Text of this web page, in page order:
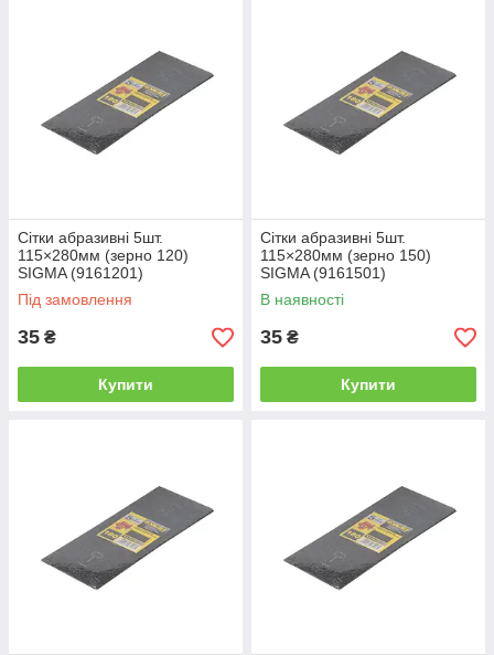
Сітки абразивні 5шт.
115×280мм (зерно 120)
SIGMA (9161201)
Під замовлення
35 ₴
Купити
Сітки абразивні 5шт.
115×280мм (зерно 150)
SIGMA (9161501)
В наявності
35 ₴
Купити